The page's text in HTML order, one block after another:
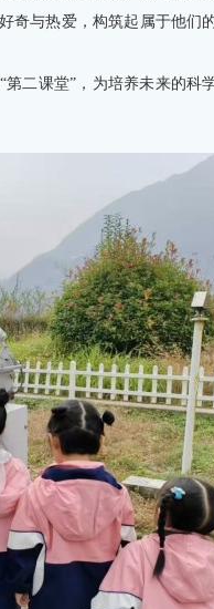
奇与热爱，构筑起属于他们
二课堂”，为培养未来的科